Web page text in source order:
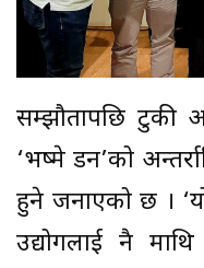
सम्झौतापछि टुकी
‘भष्मे डन’को
हुने जनाएको छ ।
उद्योगलाई नै